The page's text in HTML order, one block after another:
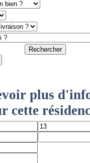
Rechercher
plus
cette